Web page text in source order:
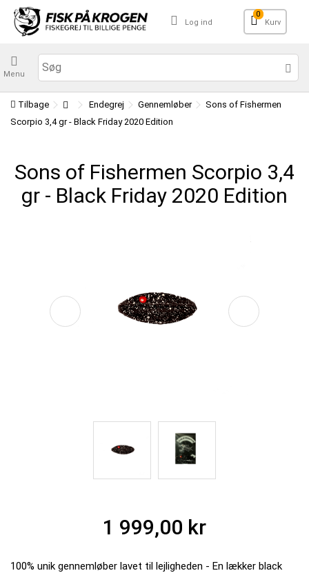
Log ind
0
Kurv
Menu
Tilbage Endegrej Gennemløber
Sons of Fishermen
Scorpio 3,4 gr - Black Friday 2020 Edition
Sons of Fishermen Scorpio 3,4
gr - Black Friday 2020 Edition
1 999,00 kr
100% unik gennemløber lavet til lejligheden - En lækker black